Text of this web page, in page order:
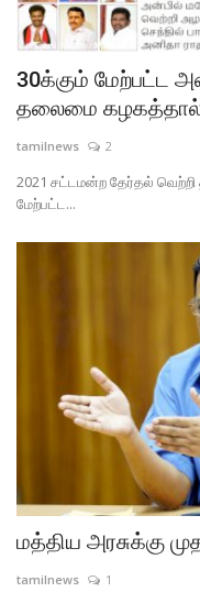
Register
30க்கும் மேற்பட்ட
தலைமை
tamilnews 2
2021 சட்டமன்ற தேர்தல் வெற்றி
மேற்பட்ட...
மத்திய அரசுக்கு
tamilnews 1